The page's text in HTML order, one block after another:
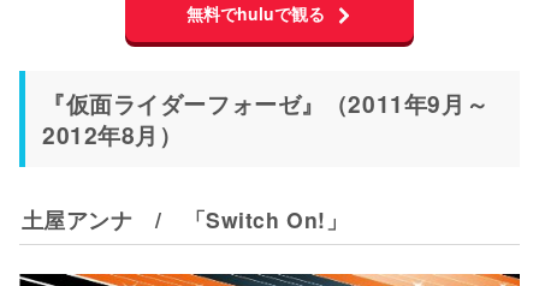
無料でhuluで観る
『仮面ライダーフォーゼ』（2011年9月～
2012年8月）
土屋アンナ / 「Switch On!」